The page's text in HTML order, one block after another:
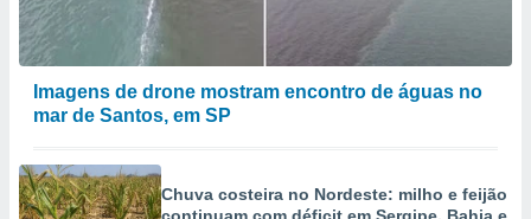
Imagens de drone mostram encontro de águas no
mar de Santos, em SP
Chuva costeira no Nordeste: milho e feijão